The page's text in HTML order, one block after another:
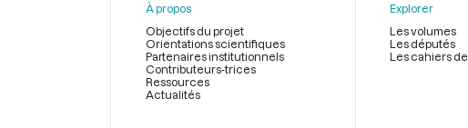
À propos
Objectifs du projet
Orientations scientifiques
Partenaires institutionnels
Contributeurs-trices
Ressources
Actualités
Explorer
Les volumes
Les députés
Les cahiers